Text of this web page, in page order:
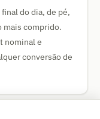
do dia, de pé,
mais comprido.
nominal e
conversão de